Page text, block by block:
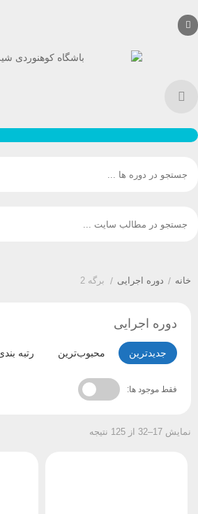
/دوره اجرایی / برگه 2
دوره اجرایی
جدیدترین محبوب‌ترین رتبه بندی
فقط موجود ها:
از 125 نتیجه